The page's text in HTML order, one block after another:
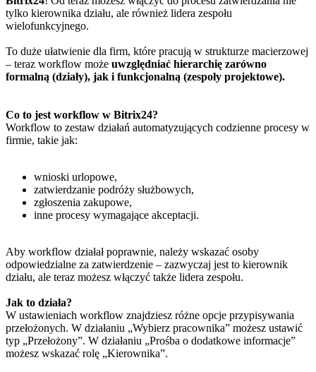
tylko kierownika działu, ale również lidera zespołu
wielofunkcyjnego.
To duże ułatwienie dla firm, które pracują w strukturze macierzowej
– teraz workflow może uwzględniać hierarchię zarówno
formalną (działy), jak i funkcjonalną (zespoły projektowe).
Co to jest workflow w Bitrix24?
Workflow to zestaw działań automatyzujących codzienne procesy w
firmie, takie jak:
wnioski urlopowe,
zatwierdzanie podróży służbowych,
zgłoszenia zakupowe,
inne procesy wymagające akceptacji.
Aby workflow działał poprawnie, należy wskazać osoby
odpowiedzialne za zatwierdzenie – zazwyczaj jest to kierownik
działu, ale teraz możesz włączyć także lidera zespołu.
Jak to działa?
W ustawieniach workflow znajdziesz różne opcje przypisywania
przełożonych. W działaniu „Wybierz pracownika” możesz ustawić
typ „Przełożony”. W działaniu „Prośba o dodatkowe informacje”
możesz wskazać rolę „Kierownika”.